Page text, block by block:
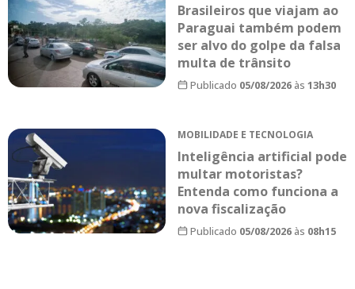
Brasileiros que viajam ao
Paraguai também podem
ser alvo do golpe da falsa
multa de trânsito
Publicado 05/08/2026às 13h30
MOBILIDADE E TECNOLOGIA
Inteligência artificial pode
multar motoristas?
Entenda como funciona a
nova fiscalização
Publicado 05/08/2026às 08h15